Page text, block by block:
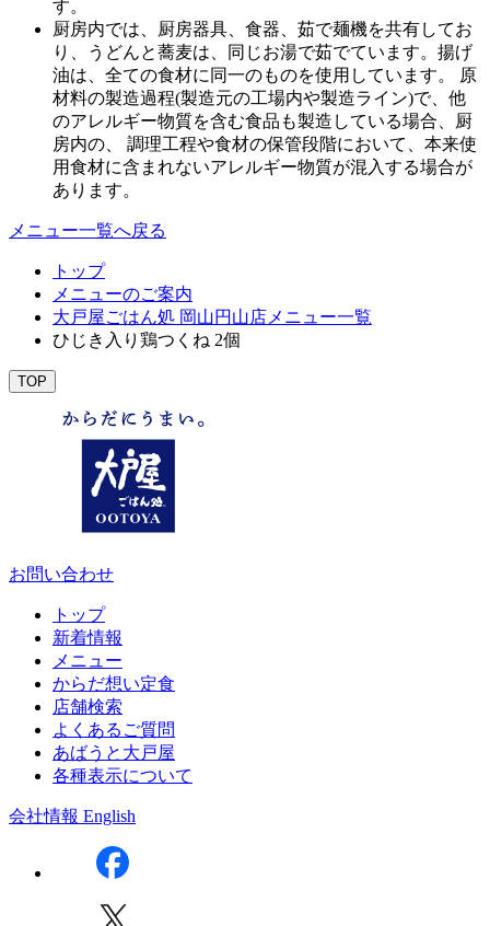
す。
厨房内では、厨房器具、食器、茹で麺機を共有してお
り、うどんと蕎麦は、同じお湯で茹でています。揚げ
油は、全ての食材に同一のものを使用しています。 原
材料の製造過程(製造元の工場内や製造ライン)で、他
のアレルギー物質を含む食品も製造している場合、厨
房内の、 調理工程や食材の保管段階において、本来使
用食材に含まれないアレルギー物質が混入する場合が
あります。
メニュー一覧へ戻る
トップ
メニューのご案内
大戸屋ごはん処 岡山円山店メニュー一覧
ひじき入り鶏つくね 2個
TOP
お問い合わせ
トップ
新着情報
メニュー
からだ想い定食
店舗検索
よくあるご質問
あばうと大戸屋
各種表示について
会社情報 English